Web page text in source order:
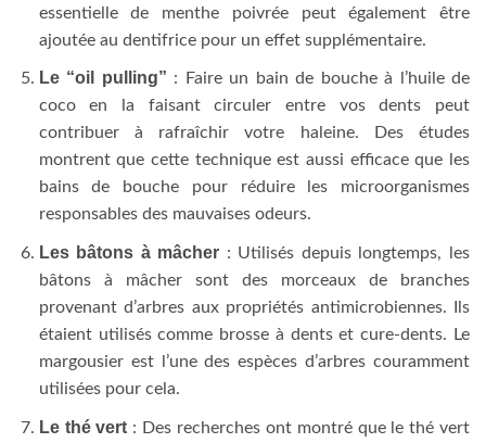
essentielle de menthe poivrée peut également être
ajoutée au dentifrice pour un effet supplémentaire.
Le “oil pulling” : Faire un bain de bouche à l’huile de
coco en la faisant circuler entre vos dents peut
contribuer à rafraîchir votre haleine. Des études
montrent que cette technique est aussi efficace que les
bains de bouche pour réduire les microorganismes
responsables des mauvaises odeurs.
Les bâtons à mâcher : Utilisés depuis longtemps, les
bâtons à mâcher sont des morceaux de branches
provenant d’arbres aux propriétés antimicrobiennes. Ils
étaient utilisés comme brosse à dents et cure-dents. Le
margousier est l’une des espèces d’arbres couramment
utilisées pour cela.
Le thé vert : Des recherches ont montré que le thé vert